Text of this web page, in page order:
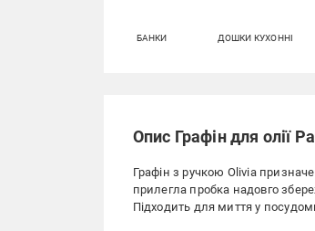
БАНКИ ДОШКИ КУХОННІ
Опис Графін для олії
Графін з ручкою Olivia
прилегла пробка надовго
Підходить для миття у